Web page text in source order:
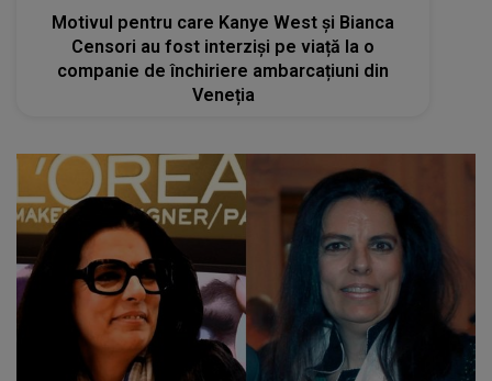
Motivul pentru care Kanye West și Bianca
Censori au fost interziși pe viață la o
companie de închiriere ambarcațiuni din
Veneția